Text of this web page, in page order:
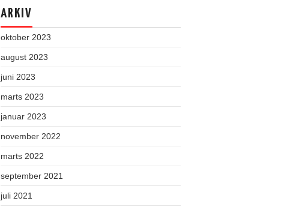
ARKIV
oktober 2023
august 2023
juni 2023
marts 2023
januar 2023
november 2022
marts 2022
september 2021
juli 2021